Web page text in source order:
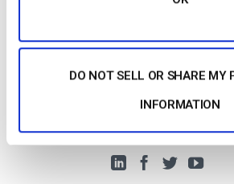
DO NOT SELL OR SHARE MY
INFORMATION
Onboarding team and
the company in 2016.
service/engagement